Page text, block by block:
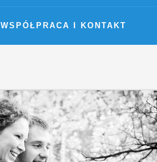
WSPÓŁPRACA I KONTAKT